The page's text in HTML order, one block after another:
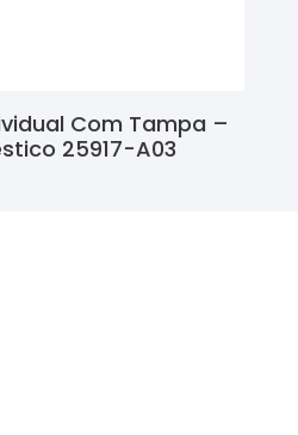
Com Tampa –
25917-A03